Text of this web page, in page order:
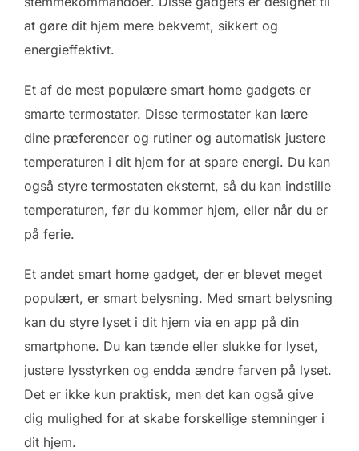
at gøre dit hjem mere bekvemt, sikkert og
energieffektivt.
Et af de mest populære smart home gadgets er
smarte termostater. Disse termostater kan lære
dine præferencer og rutiner og automatisk justere
temperaturen i dit hjem for at spare energi. Du kan
også styre termostaten eksternt, så du kan indstille
temperaturen, før du kommer hjem, eller når du er
på ferie.
Et andet smart home gadget, der er blevet meget
populært, er smart belysning. Med smart belysning
kan du styre lyset i dit hjem via en app på din
smartphone. Du kan tænde eller slukke for lyset,
justere lysstyrken og endda ændre farven på lyset.
Det er ikke kun praktisk, men det kan også give
dig mulighed for at skabe forskellige stemninger i
dit hjem.